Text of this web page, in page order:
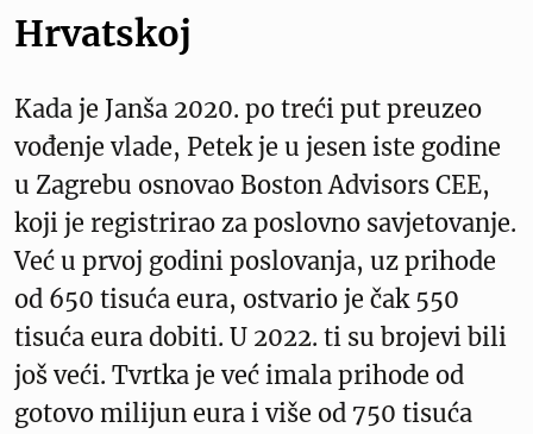
Hrvatskoj
Kada je Janša 2020. po treći put preuzeo
vođenje vlade, Petek je u jesen iste godine
u Zagrebu osnovao Boston Advisors CEE,
koji je registrirao za poslovno savjetovanje.
Već u prvoj godini poslovanja, uz prihode
od 650 tisuća eura, ostvario je čak 550
tisuća eura dobiti. U 2022. ti su brojevi bili
još veći. Tvrtka je već imala prihode od
gotovo milijun eura i više od 750 tisuća